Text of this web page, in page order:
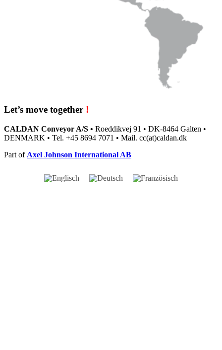
Let’s move together !
CALDAN Conveyor A/S • Roeddikvej 91 • DK-8464 Galten •
DENMARK • Tel. +45 8694 7071 • Mail. cc(at)caldan.dk
Part of Axel Johnson International AB